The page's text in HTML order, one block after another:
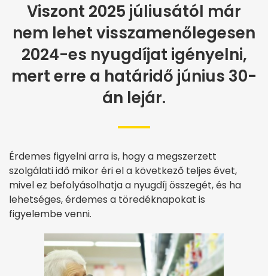
Viszont 2025 júliusától már
nem lehet visszamenőlegesen
2024-es nyugdíjat igényelni,
mert erre a határidő június 30-
án lejár.
Érdemes figyelni arra is, hogy a megszerzett
szolgálati idő mikor éri el a következő teljes évet,
mivel ez befolyásolhatja a nyugdíj összegét, és ha
lehetséges, érdemes a töredéknapokat is
figyelembe venni.